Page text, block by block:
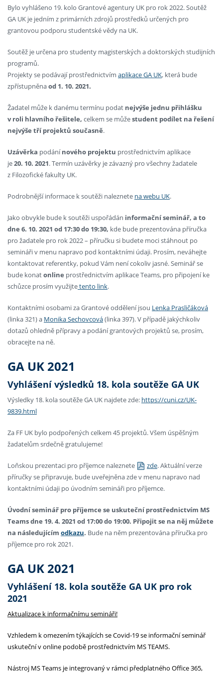
Bylo vyhlášeno 19. kolo Grantové agentury UK pro rok 2022. Soutěž
GA UK je jedním z primárních zdrojů prostředků určených pro
grantovou podporu studentské vědy na UK.
Soutěž je určena pro studenty magisterských a doktorských studijních
programů.
Projekty se podávají prostřednictvím aplikace GA UK, která bude
zpřístupněnaod 1. 10. 2021.
Žadatel může k danému termínu podat nejvýše jednu přihlášku
v roli hlavního řešitele, celkem se můžestudent podílet na řešení
nejvýše tří projektů současně.
Uzávěrka podánínového projektu prostřednictvím aplikace
je20. 10. 2021. Termín uzávěrky je závazný pro všechny žadatele
z Filozofické fakulty UK.
Podrobnější informace k soutěži naleznete na webu UK.
Jako obvykle bude k soutěži uspořádán informační seminář, a to
dne 6. 10. 2021 od 17:30 do 19:30, kde bude prezentována příručka
pro žadatele pro rok 2022 – příručku si budete moci stáhnout po
semináři v menu napravo pod kontaktními údaji. Prosím, neváhejte
kontaktovat referentky, pokud Vám není cokoliv jasné. Seminář se
bude konatonline prostřednictvím aplikace Teams, pro připojení ke
schůzce prosím využijtetento link.
Kontaktními osobami za Grantové oddělení jsou Lenka Prasličáková
(linka 321) a Monika Sechovcová(linka 397). V případě jakýchkoliv
dotazů ohledně přípravy a podání grantových projektů se, prosím,
obracejte na ně.
GA UK 2021
Vyhlášení výsledků 18. kola soutěže GA UK
Výsledky 18. kola soutěže GA UK najdete zde: https://cuni.cz/UK-
9839.html
Za FF UK bylo podpořených celkem 45 projektů. Všem úspěšným
žadatelům srdečně gratulujeme!
Loňskou prezentaci pro příjemce naleznete zde. Aktuální verze
příručky se připravuje, bude uveřejněna zde v menu napravo nad
kontaktními údaji po úvodním semináři pro příjemce.
Úvodní seminář pro příjemce se uskuteční prostřednictvím MS
Teams dne 19. 4. 2021 od 17:00 do 19:00. Připojit se na něj můžete
na následujícím odkazu. Bude na něm prezentována příručka pro
příjemce pro rok 2021.
GA UK 2021
Vyhlášení 18. kola soutěže GA UK pro rok
2021
Aktualizace k informačnímu semináři!
Vzhledem k omezením týkajících se Covid-19 se informační seminář
uskuteční v online podobě prostřednictvím MS TEAMS.
Nástroj MS Teams je integrovaný v rámci předplatného Office 365,